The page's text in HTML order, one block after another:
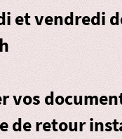
et vendredi
vos
de retour